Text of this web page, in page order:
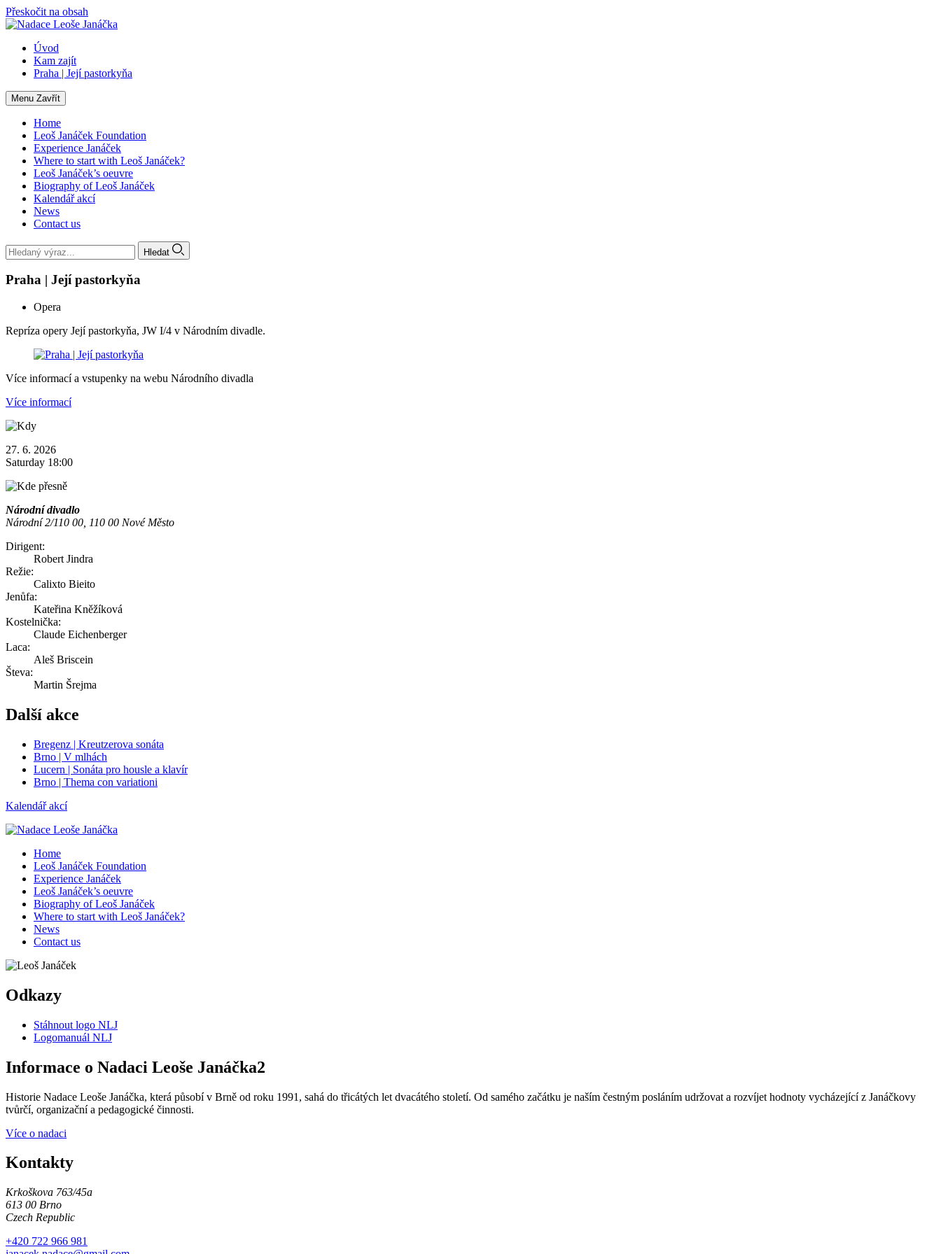
Přeskočit na obsah
Úvod
Kam zajít
Praha | Její pastorkyňa
Menu Zavřít
Home
Leoš Janáček Foundation
Experience Janáček
Where to start with Leoš Janáček?
Leoš Janáček’s oeuvre
Biography of Leoš Janáček
Kalendář akcí
News
Contact us
Hledat
Praha | Její pastorkyňa
Opera
Repríza opery Její pastorkyňa, JW I/4 v Národním divadle.
Více informací a vstupenky na webu Národního divadla
Více informací
27. 6. 2026
Saturday 18:00
Národní divadlo
Národní 2/110 00, 110 00 Nové Město
Dirigent:
Robert Jindra
Režie:
Calixto Bieito
Jenůfa:
Kateřina Kněžíková
Kostelnička:
Claude Eichenberger
Laca:
Aleš Briscein
Števa:
Martin Šrejma
Další akce
Bregenz | Kreutzerova sonáta
Brno | V mlhách
Lucern | Sonáta pro housle a klavír
Brno | Thema con variationi
Kalendář akcí
Home
Leoš Janáček Foundation
Experience Janáček
Leoš Janáček’s oeuvre
Biography of Leoš Janáček
Where to start with Leoš Janáček?
News
Contact us
Odkazy
Stáhnout logo NLJ
Logomanuál NLJ
Informace o Nadaci Leoše Janáčka2
Historie Nadace Leoše Janáčka, která působí v Brně od roku 1991, sahá do třicátých let dvacátého století. Od samého začátku je naším čestným posláním udržovat a rozvíjet hodnoty vycházející z Janáčkovy
tvůrčí, organizační a pedagogické činnosti.
Více o nadaci
Kontakty
Krkoškova 763/45a
613 00 Brno
Czech Republic
+420 722 966 981